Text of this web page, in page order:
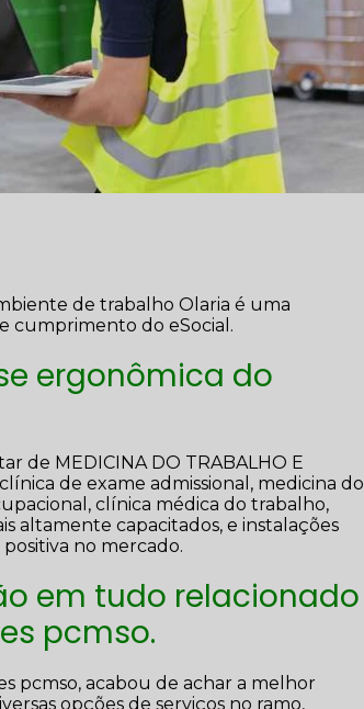
de trabalho Olaria é uma
cumprimento do eSocial.
ergonômica do
de MEDICINA DO TRABALHO E
de exame admissional, medicina do
clínica médica do trabalho,
altamente capacitados, e instalações
no mercado.
em tudo relacionado
pcmso.
pcmso, acabou de achar a melhor
opções de serviços no ramo,